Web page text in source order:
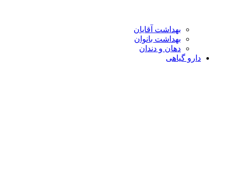
بهداشت آقایان
بهداشت بانوان
دهان و دندان
دارو گیاهی